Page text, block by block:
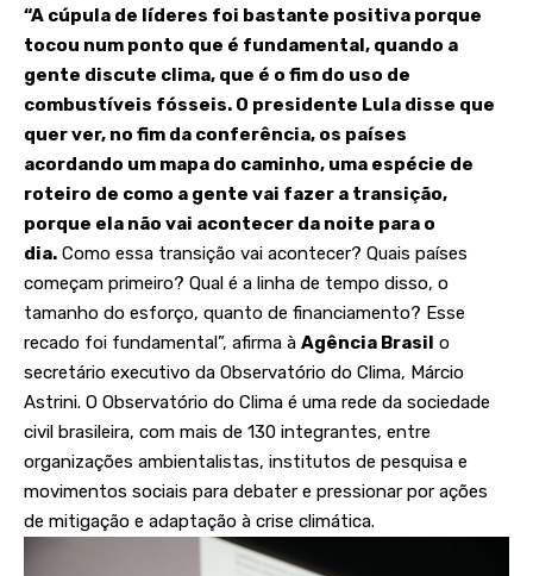
“A cúpula de líderes foi bastante positiva porque
tocou num ponto que é fundamental, quando a
gente discute clima, que é o fim do uso de
combustíveis fósseis. O presidente Lula disse que
quer ver, no fim da conferência, os países
acordando um mapa do caminho, uma espécie de
roteiro de como a gente vai fazer a transição,
porque ela não vai acontecer da noite para o
dia. Como essa transição vai acontecer? Quais países
começam primeiro? Qual é a linha de tempo disso, o
tamanho do esforço, quanto de financiamento? Esse
recado foi fundamental”, afirma à Agência Brasil o
secretário executivo da Observatório do Clima, Márcio
Astrini. O Observatório do Clima é uma rede da sociedade
civil brasileira, com mais de 130 integrantes, entre
organizações ambientalistas, institutos de pesquisa e
movimentos sociais para debater e pressionar por ações
de mitigação e adaptação à crise climática.